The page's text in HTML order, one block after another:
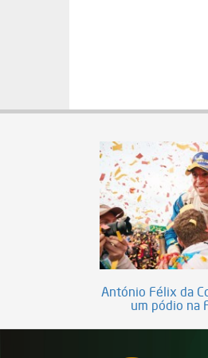
António Félix da
um pódio na